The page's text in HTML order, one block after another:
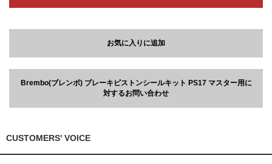
お気に入りに追加
Brembo(ブレンボ) ブレーキピストンシールキット PS17 マスター用に
対するお問い合わせ
CUSTOMERS' VOICE